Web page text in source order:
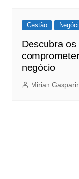
Gestão
Descubra
negócio
Mirian Gasparin